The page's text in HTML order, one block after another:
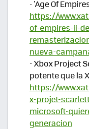
- 'Age Of
https://
of-empires-ii-
nueva-
- Xbox Project
potente que la
https://
x-projet-
microsoft-
generacion